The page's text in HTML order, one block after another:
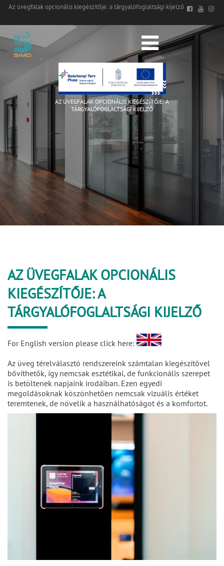
Az üvegfalak opcionális kiegészítője: a tárgyalófoglaltsági kijelző
AZ ÜVEGFALAK OPCIONÁLIS KIEGÉSZÍTŐJE: A
TÁRGYALÓFOGLALTSÁGI KIJELZŐ
AZ ÜVEGFALAK OPCIONÁLIS
KIEGÉSZÍTŐJE: A
TÁRGYALÓFOGLALTSÁGI KIJELZŐ
For English version please click here:
Az üveg térelválasztó rendszereink számtalan kiegészítővel
bővíthetők, így nemcsak esztétikai, de funkcionális szerepet
is betöltenek napjaink irodáiban. Ezen egyedi
megoldásoknak köszönhetően nemcsak vizuális értéket
teremtenek, de növelik a használhatóságot és a komfortot.